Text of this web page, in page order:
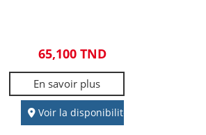
65,100 TND
En savoir plus
Voir la disponibilité